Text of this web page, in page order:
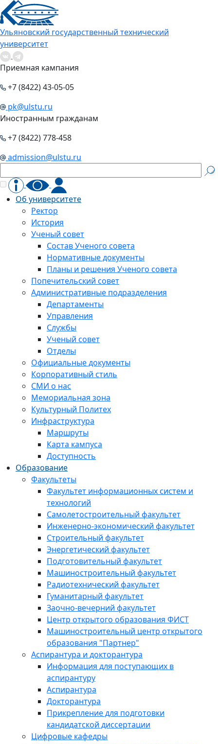
Ульяновский государственный технический
университет
Приемная кампания
+7 (8422) 43-05-05
pk@ulstu.ru
Иностранным гражданам
+7 (8422) 778-458
admission@ulstu.ru
Об университете
Ректор
История
Ученый совет
Состав Ученого совета
Нормативные документы
Планы и решения Ученого совета
Попечительский совет
Административные подразделения
Департаменты
Управления
Службы
Ученый совет
Отделы
Официальные документы
Корпоративный стиль
СМИ о нас
Мемориальная зона
Культурный Политех
Инфраструктура
Маршруты
Карта кампуса
Доступность
Образование
Факультеты
Факультет информационных систем и
технологий
Самолетостроительный факультет
Инженерно-экономический факультет
Строительный факультет
Энергетический факультет
Подготовительный факультет
Машиностроительный факультет
Радиотехнический факультет
Гуманитарный факультет
Заочно-вечерний факультет
Центр открытого образования ФИСТ
Машиностроительный центр открытого
образования "Партнер"
Аспирантура и докторантура
Информация для поступающих в
аспирантуру
Аспирантура
Докторантура
Прикрепление для подготовки
кандидатской диссертации
Цифровые кафедры